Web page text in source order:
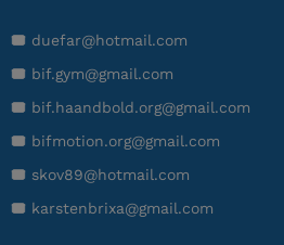
duefar@hotmail.com
bif.gym@gmail.com
bif.haandbold.org@gmail.com
bifmotion.org@gmail.com
skov89@hotmail.com
karstenbrixa@gmail.com